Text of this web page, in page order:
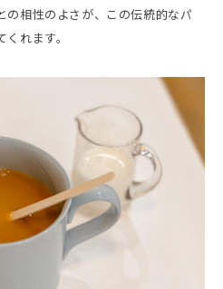
の相性のよさが、この伝統的なパ
れます。